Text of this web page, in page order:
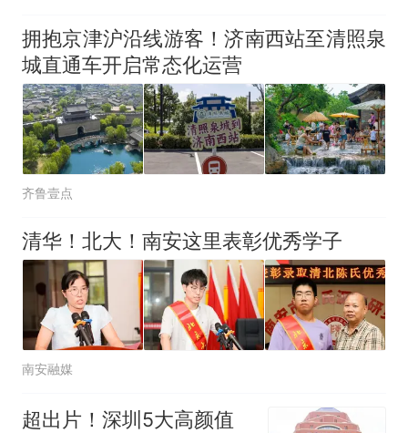
拥抱京津沪沿线游客！济南西站至清照泉
城直通车开启常态化运营
齐鲁壹点
清华！北大！南安这里表彰优秀学子
南安融媒
超出片！深圳5大高颜值